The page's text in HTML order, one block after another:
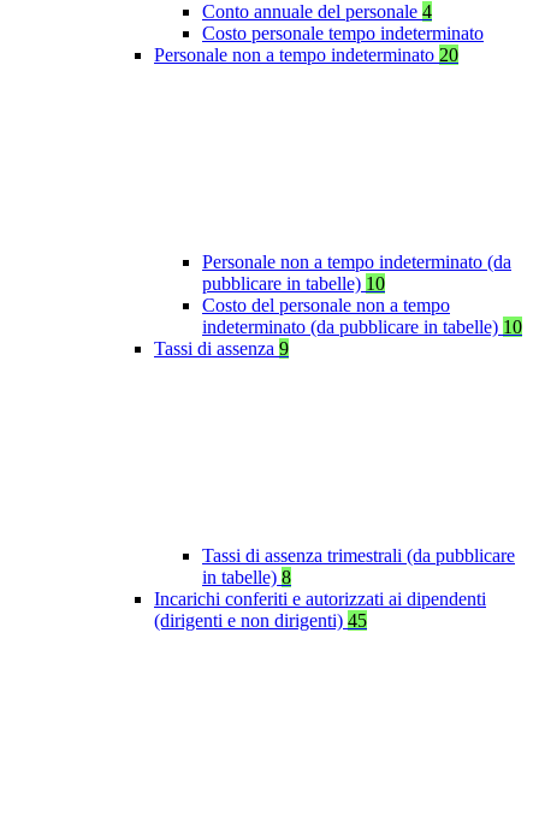
Conto annuale del personale 4
Costo personale tempo indeterminato
Personale non a tempo indeterminato 20
Personale non a tempo indeterminato (da
pubblicare in tabelle) 10
Costo del personale non a tempo
indeterminato (da pubblicare in tabelle) 10
Tassi di assenza 9
Tassi di assenza trimestrali (da pubblicare
in tabelle) 8
Incarichi conferiti e autorizzati ai dipendenti
(dirigenti e non dirigenti) 45